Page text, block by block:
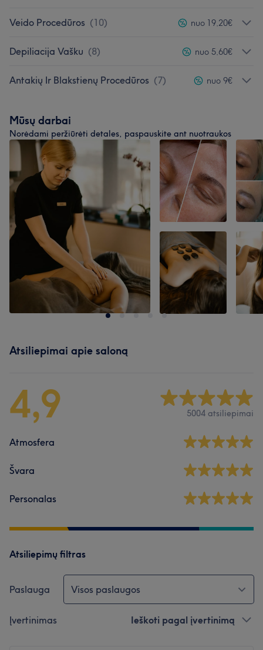
Veido Procedūros (10) nuo 19,20€
Depiliacija Vašku (8) nuo 5,60€
Antakių Ir Blakstienų Procedūros (7) nuo 9€
Mūsų darbai
Norėdami peržiūrėti detales, paspauskite ant nuotraukos
Atsiliepimai apie saloną
4,9 5004 atsiliepimai
Atmosfera
Švara
Personalas
Atsiliepimų filtras
Paslauga Visos paslaugos
Įvertinimas Ieškoti pagal įvertinimą